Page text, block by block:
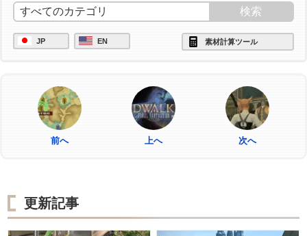
JP EN 素材計算ツール
前へ 上へ 次へ
更新記事